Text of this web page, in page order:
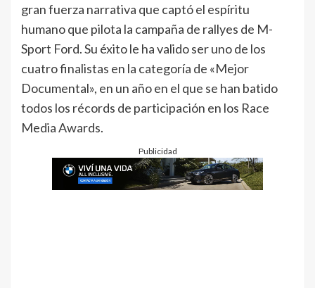
gran fuerza narrativa que captó el espíritu
humano que pilota la campaña de rallyes de M-
Sport Ford. Su éxito le ha valido ser uno de los
cuatro finalistas en la categoría de «Mejor
Documental», en un año en el que se han batido
todos los récords de participación en los Race
Media Awards.
Publicidad